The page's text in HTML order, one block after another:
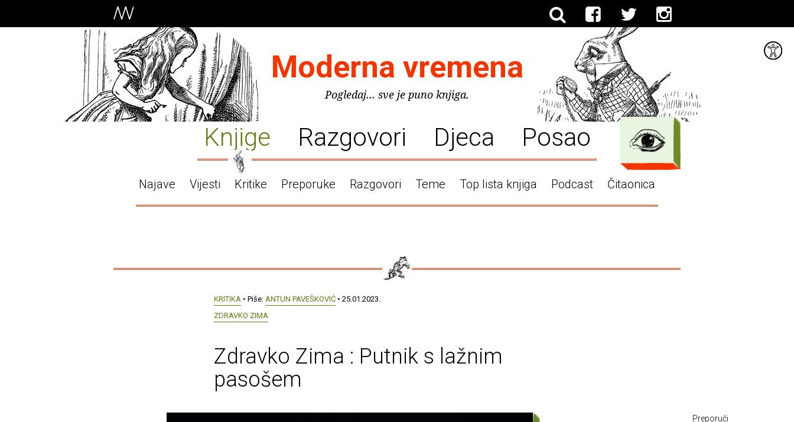
Moderna vremena
Pogledaj... sve je puno knjiga.
Knjige Razgovori Djeca Posao
Najave Vijesti Kritike Preporuke Razgovori Teme Top lista knjiga Podcast Čitaonica
KRITIKA • Piše: ANTUN PAVEŠKOVIĆ • 25.01.2023.
ZDRAVKO ZIMA
Zdravko Zima : Putnik s lažnim
pasošem
Preporuči